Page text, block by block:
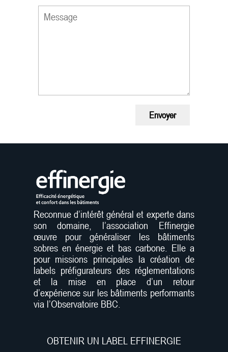
Envoyer
Reconnue d’intérêt général et experte dans
son domaine, l’association Effinergie
œuvre pour généraliser les bâtiments
sobres en énergie et bas carbone. Elle a
pour missions principales la création de
labels préfigurateurs des réglementations
et la mise en place d’un retour
d’expérience sur les bâtiments performants
via l’Observatoire BBC.
OBTENIR UN LABEL EFFINERGIE